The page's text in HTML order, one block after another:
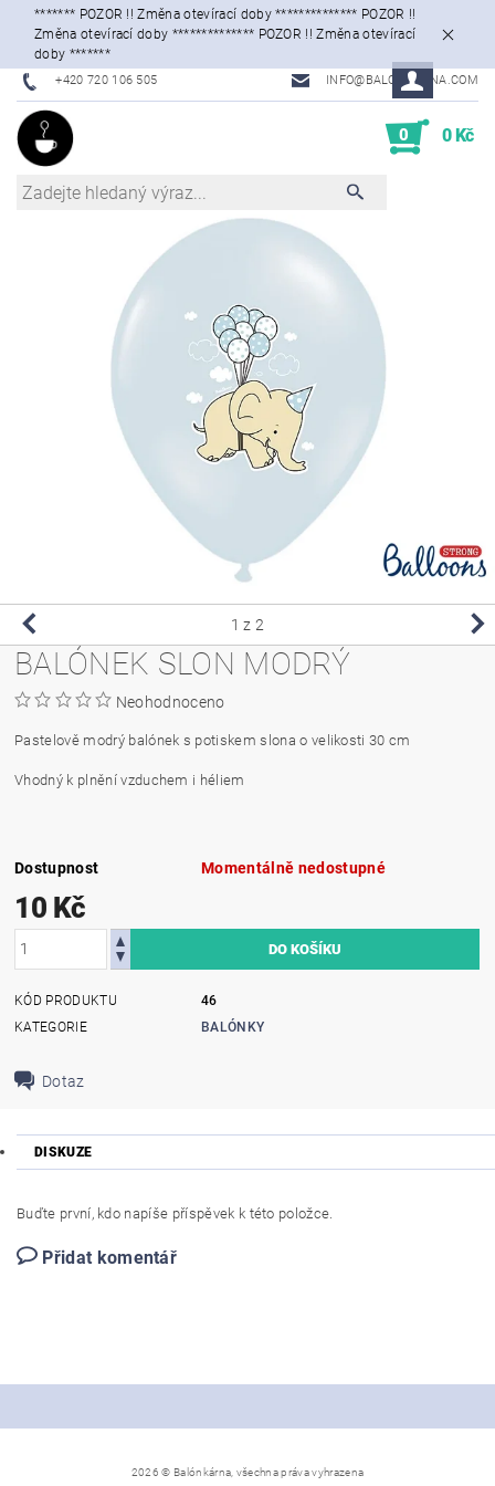
******* POZOR !! Změna otevírací doby ************** POZOR !!
Změna otevírací doby ************** POZOR !! Změna otevírací
doby *******
+420 720 106 505 INFO@BALONKARNA.COM
0 0 Kč
1 z 2
BALÓNEK SLON MODRÝ
Neohodnoceno
Pastelově modrý balónek s potiskem slona o velikosti 30 cm
Vhodný k plnění vzduchem i héliem
Dostupnost Momentálně nedostupné
10 Kč
KÓD PRODUKTU
46
KATEGORIE
BALÓNKY
Dotaz
DISKUZE
Buďte první, kdo napíše příspěvek k této položce.
Přidat komentář
2026 © Balónkárna, všechna práva vyhrazena